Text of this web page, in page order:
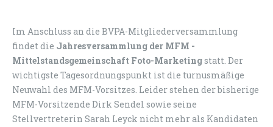
Im Anschluss an die BVPA-Mitgliederversammlung
findet die Jahresversammlung der MFM -
Mittelstandsgemeinschaft Foto-Marketingstatt. Der
wichtigste Tagesordnungspunkt ist die turnusmäßige
Neuwahl des MFM-Vorsitzes. Leider stehen der bisherige
MFM-Vorsitzende Dirk Sendel sowie seine
Stellvertreterin Sarah Leyck nicht mehr als Kandidaten